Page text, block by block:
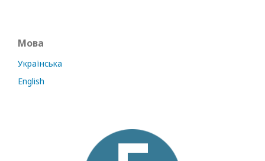
Мова
Українська
English